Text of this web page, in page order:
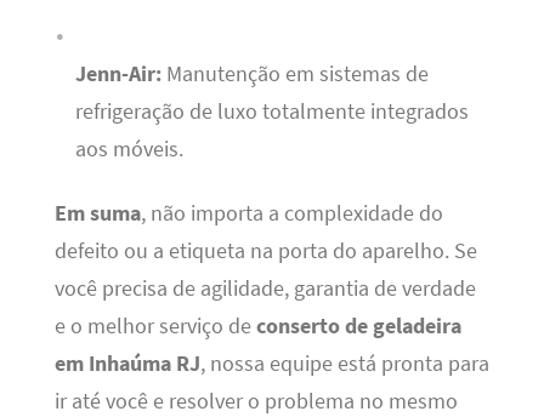
Jenn-Air:Manutenção em sistemas de
refrigeração de luxo totalmente integrados
aos móveis.
Em suma, não importa a complexidade do
defeito ou a etiqueta na porta do aparelho. Se
você precisa de agilidade, garantia de verdade
e o melhor serviço deconserto de geladeira
em Inhaúma RJ, nossa equipe está pronta para
ir até você e resolver o problema no mesmo